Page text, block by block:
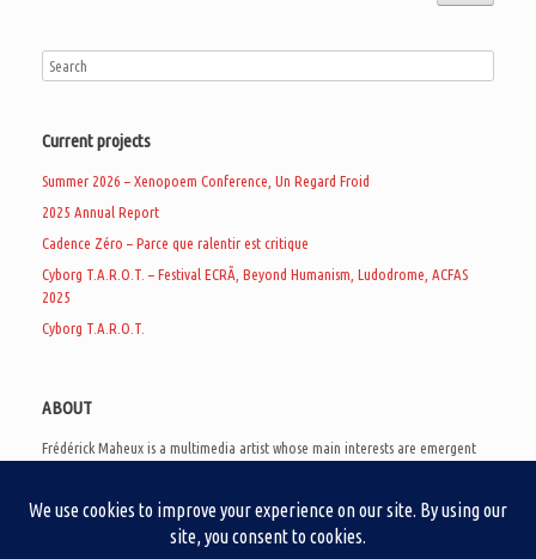
Current projects
Summer 2026 – Xenopoem Conference, Un Regard Froid
2025 Annual Report
Cadence Zéro – Parce que ralentir est critique
Cyborg T.A.R.O.T. – Festival ECRÃ, Beyond Humanism, Ludodrome, ACFAS
2025
Cyborg T.A.R.O.T.
ABOUT
Frédérick Maheux is a multimedia artist whose main interests are emergent
creates noisy video games, produces industrial music under Un Regard Froid,
and practices the art of analogic collages. He is currently a doctoral student